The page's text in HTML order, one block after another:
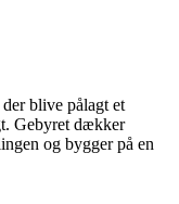
blive pålagt et
Gebyret dækker
og bygger på en